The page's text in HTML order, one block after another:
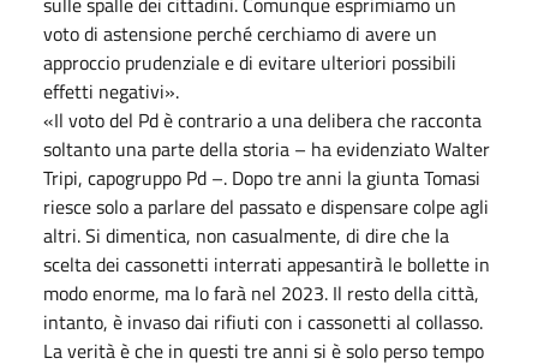
voto di astensione perché cerchiamo di avere un
approccio prudenziale e di evitare ulteriori possibili
effetti negativi».
«Il voto del Pd è contrario a una delibera che racconta
soltanto una parte della storia – ha evidenziato Walter
Tripi, capogruppo Pd –. Dopo tre anni la giunta Tomasi
riesce solo a parlare del passato e dispensare colpe agli
altri. Si dimentica, non casualmente, di dire che la
scelta dei cassonetti interrati appesantirà le bollette in
modo enorme, ma lo farà nel 2023. Il resto della città,
intanto, è invaso dai rifiuti con i cassonetti al collasso.
La verità è che in questi tre anni si è solo perso tempo